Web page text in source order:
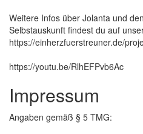
Weitere Infos über Jolanta und
Selbstauskunft findest du auf
https://einherzfuerstreuner.de/
https://youtu.be/RlhEFPvb6Ac
Impressum
Angaben gemäß § 5 TMG: